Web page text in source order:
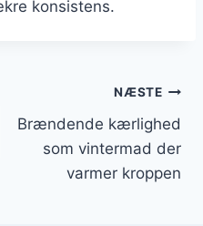
konsistens.
NÆSTE
Brændende kærlighed
som vintermad der
varmer kroppen